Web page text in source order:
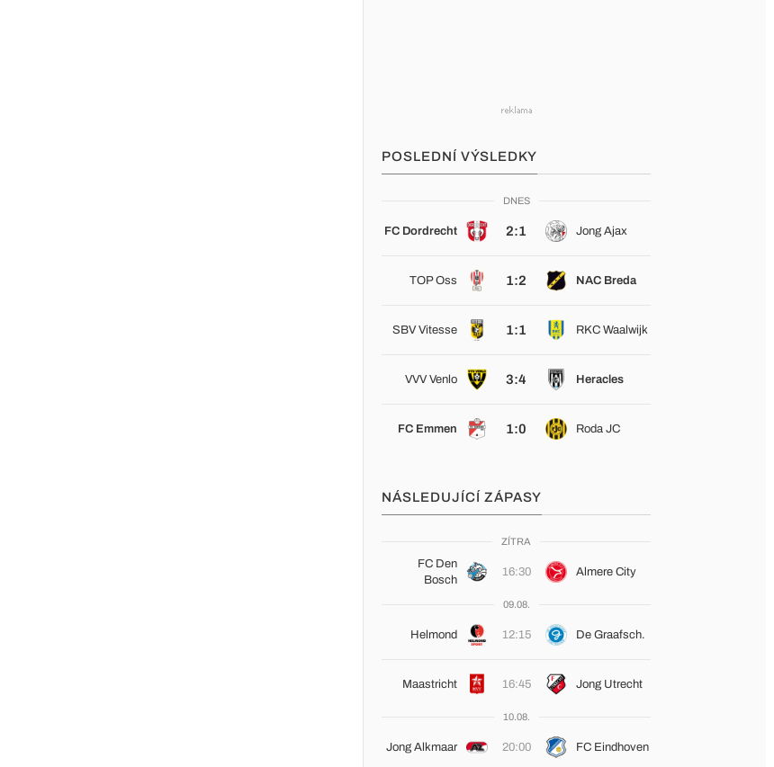
POSLEDNÍ VÝSLEDKY
DNES
FC Dordrecht 2:1 Jong Ajax
TOP Oss 1:2 NAC Breda
SBV Vitesse 1:1 RKC Waalwijk
VVV Venlo 3:4 Heracles
FC Emmen 1:0 Roda JC
NÁSLEDUJÍCÍ ZÁPASY
ZÍTRA
FC Den
Bosch
16:30 Almere City
09.08.
Helmond 12:15 De Graafsch.
Maastricht 16:45 Jong Utrecht
10.08.
Jong Alkmaar 20:00 FC Eindhoven